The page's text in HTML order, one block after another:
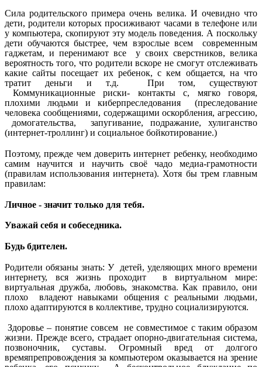
Сила родительского примера очень велика. И очевидно что
дети, родители которых просиживают часами в телефоне или
у компьютера, скопируют эту модель поведения. А поскольку
дети обучаются быстрее, чем взрослые всем современным
гаджетам, и перенимают все у своих сверстников, велика
вероятность того, что родители вскоре не смогут отслеживать
какие сайты посещает их ребенок, с кем общается, на что
тратит деньги и т.д. При том, существуют
Коммуникационные риски- контакты с, мягко говоря,
плохими людьми и киберпреследования (преследование
человека сообщениями, содержащими оскорбления, агрессию,
домогательства, запугивание, подражание, хулиганство
(интернет-троллинг) и социальное бойкотирование.)
Поэтому, прежде чем доверить интернет ребенку, необходимо
самим научится и научить своё чадо медиа-грамотности
(правилам использования интернета). Хотя бы трем главным
правилам:
Личное - значит только для тебя.
Уважай себя и собеседника.
Будь бдителен.
Родители обязаны знать: У детей, уделяющих много времени
интернету, вся жизнь проходит в виртуальном мире:
виртуальная дружба, любовь, знакомства. Как правило, они
плохо владеют навыками общения с реальными людьми,
плохо адаптируются в коллективе, трудно социализируются.
Здоровье – понятие совсем не совместимое с таким образом
жизни. Прежде всего, страдает опорно-двигательная система,
позвоночник, суставы. Огромный вред от долгого
времяпрепровождения за компьютером оказывается на зрение